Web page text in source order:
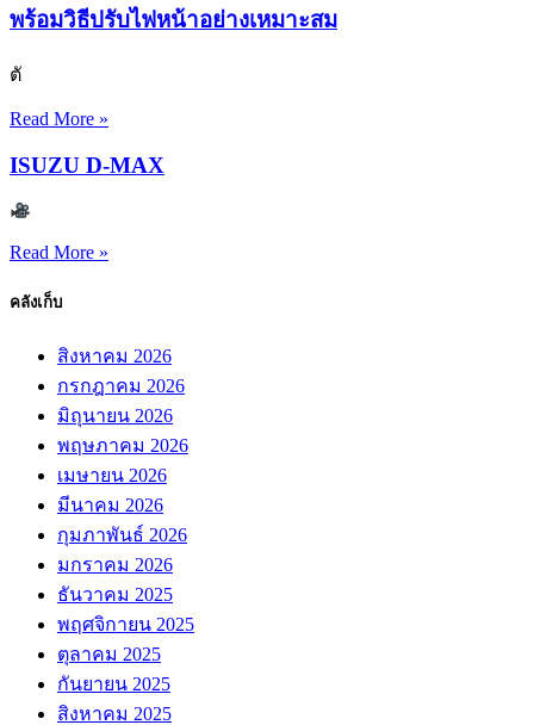
พร้อมวิธีปรับไฟหน้าอย่างเหมาะสม
ตั
Read More »
ISUZU D-MAX
Read More »
คลังเก็บ
สิงหาคม 2026
กรกฎาคม 2026
มิถุนายน 2026
พฤษภาคม 2026
เมษายน 2026
มีนาคม 2026
กุมภาพันธ์ 2026
มกราคม 2026
ธันวาคม 2025
พฤศจิกายน 2025
ตุลาคม 2025
กันยายน 2025
สิงหาคม 2025